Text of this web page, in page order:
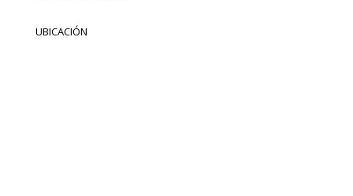
UBICACIÓN